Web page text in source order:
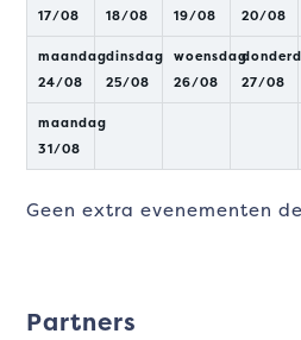
17/08
18/08
19/08
20/08
maandag
24/08
dinsdag
25/08
woensdag
26/08
27/08
maandag
31/08
Geen extra evenementen
Partners